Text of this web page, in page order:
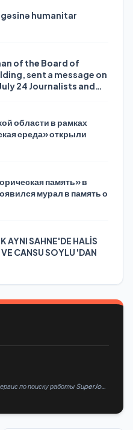
humanitar
of the Board of
sent a message on
24 Journalists and
области в рамках
среда» открыли
память» в
мурал в память о
AYNI SAHNE'DE HALİS
CANSU SOYLU 'DAN
по поиску работы SuperJob